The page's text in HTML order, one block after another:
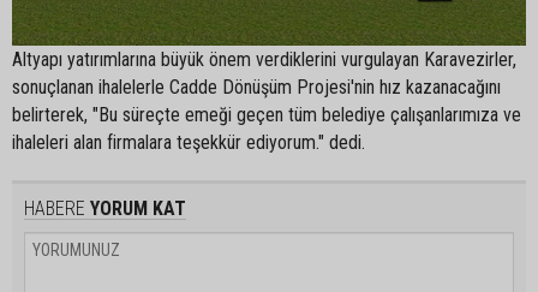
Altyapı yatırımlarına büyük önem verdiklerini vurgulayan Karavezirler,
sonuçlanan ihalelerle Cadde Dönüşüm Projesi'nin hız kazanacağını
belirterek, "Bu süreçte emeği geçen tüm belediye çalışanlarımıza ve
ihaleleri alan firmalara teşekkür ediyorum." dedi.
HABERE YORUM KAT